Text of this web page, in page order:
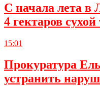
С начала лета в
4 гектаров
15:01
Прокуратура
устранить